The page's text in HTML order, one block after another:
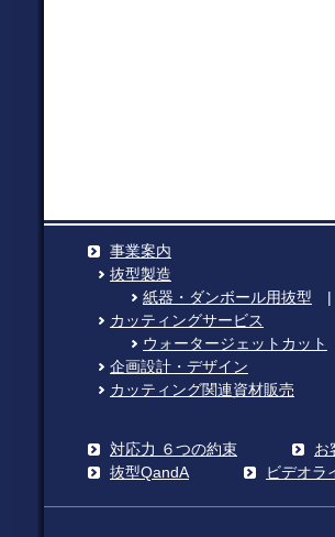
事業案内
抜型製造
紙器・ダンボール用抜型
カッティングサービス
ウォータージェットカット
企画設計・デザイン
カッティング関連資材販売
対応力 ６つの約束
お
抜型QandA
ビデオラ